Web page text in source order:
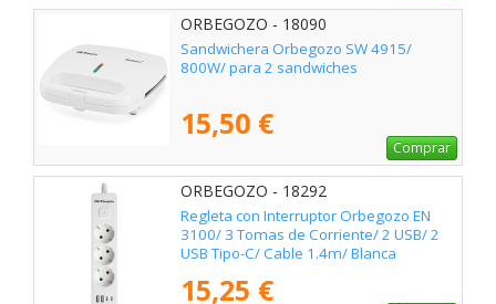
ORBEGOZO - 18090
Sandwichera Orbegozo SW 4915/
800W/ para 2 sandwiches
15,50 €
Comprar
ORBEGOZO - 18292
Regleta con Interruptor Orbegozo EN
3100/ 3 Tomas de Corriente/ 2 USB/ 2
USB Tipo-C/ Cable 1.4m/ Blanca
15,25 €